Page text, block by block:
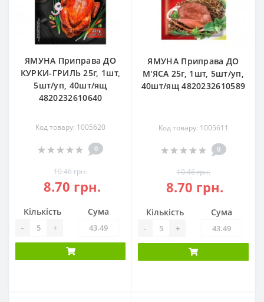
ЯМУНА Приправа ДО
КУРКИ-ГРИЛЬ 25г, 1шт,
5шт/уп, 40шт/ящ
4820232610640
Код товару: 1005620
0
10.46 грн.
8.70 грн.
Кількість
- +
Сума
ЯМУНА Приправа ДО
М'ЯСА 25г, 1шт, 5шт/уп,
40шт/ящ 4820232610589
Код товару: 1005611
0
10.46 грн.
8.70 грн.
Кількість
- +
Сума